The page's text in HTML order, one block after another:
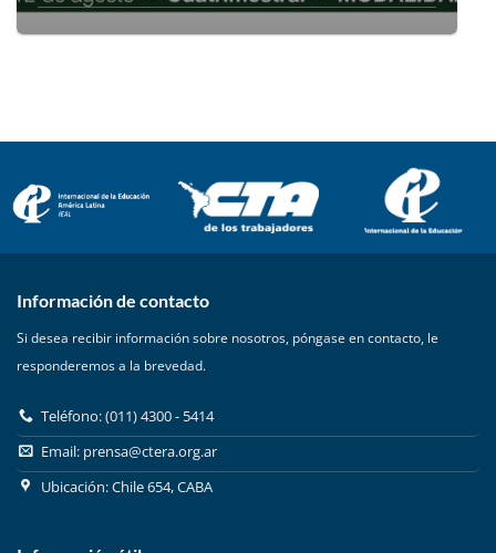
Información de contacto
Si desea recibir información sobre nosotros, póngase en contacto, le
responderemos a la brevedad.
Teléfono: (011) 4300 - 5414
Email: prensa@ctera.org.ar
Ubicación: Chile 654, CABA